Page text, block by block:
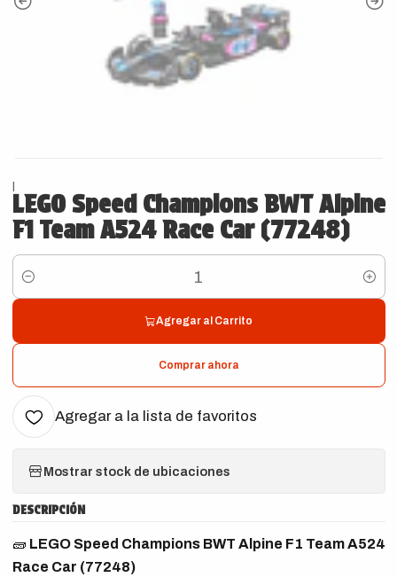
|
LEGO Speed Champions BWT Alpine
F1 Team A524 Race Car (77248)
Cantidad
Agregar al Carrito
Comprar ahora
Agregar a la lista de favoritos
Mostrar stock de ubicaciones
DESCRIPCIÓN
🧱 LEGO Speed Champions BWT Alpine F1 Team A524
Race Car (77248)